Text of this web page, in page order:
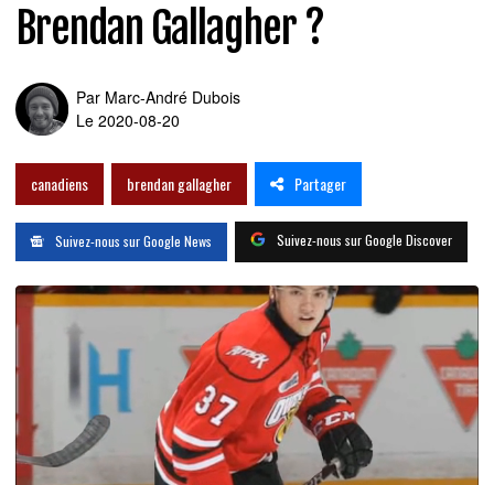
Brendan Gallagher ?
Par Marc-André Dubois
Le 2020-08-20
canadiens brendan gallagher Partager
Suivez-nous sur Google News Suivez-nous sur Google Discover